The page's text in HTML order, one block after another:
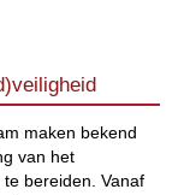
maken bekend
van het
bereiden. Vanaf